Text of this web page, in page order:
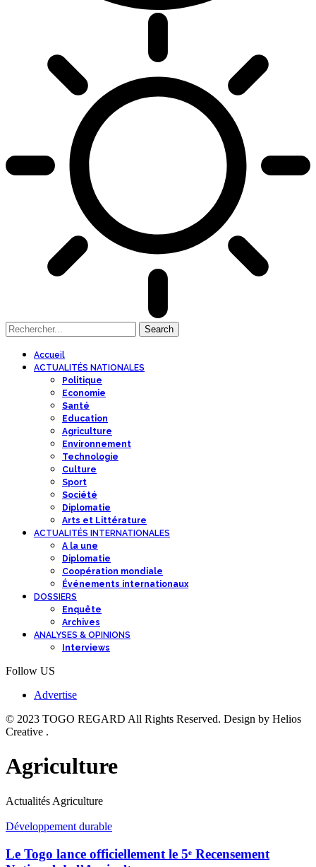
Accueil
ACTUALITÉS NATIONALES
Politique
Economie
Santé
Education
Agriculture
Environnement
Technologie
Culture
Sport
Société
Diplomatie
Arts et Littérature
ACTUALITÉS INTERNATIONALES
A la une
Diplomatie
Coopération mondiale
Événements internationaux
DOSSIERS
Enquête
Archives
ANALYSES & OPINIONS
Interviews
Follow US
Advertise
© 2023 TOGO REGARD All Rights Reserved. Design by Helios
Creative .
Agriculture
Actualités Agriculture
Développement durable
Le Togo lance officiellement le 5ᵉ Recensement